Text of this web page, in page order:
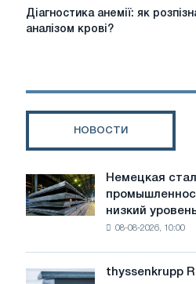
Діагностика
анемії:
за
Діагностика анемії: як
аналізом крові?
НОВОСТИ
Немецкая
сталелитейная
промышленность
предупреждает:
воды
Немецкая
низкий
08-08-2026, 10:00
thyssenkrupp
thyssenkrupp